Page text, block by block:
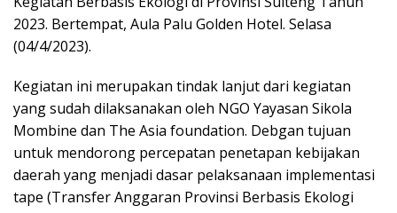
2023. Bertempat, Aula Palu Golden Hotel. Selasa
(04/4/2023).
Kegiatan ini merupakan tindak lanjut dari kegiatan
yang sudah dilaksanakan oleh NGO Yayasan Sikola
Mombine dan The Asia foundation. Debgan tujuan
untuk mendorong percepatan penetapan kebijakan
daerah yang menjadi dasar pelaksanaan implementasi
tape (Transfer Anggaran Provinsi Berbasis Ekologi